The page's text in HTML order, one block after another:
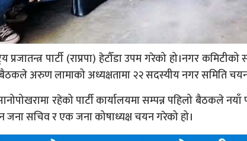
प्रजातन्त्र पार्टी (राप्रपा) हेटौँडा उपम गरेको हो।नगर
अरुण लामाको अध्यक्षतामा २२ सदस्यीय नगर समिति चयन
रहेको पार्टी कार्यालयमा सम्पन्न पहिलो बैठकले
जना सचिव र एक जना कोषाध्यक्ष चयन गरेको हो।